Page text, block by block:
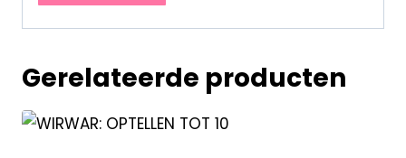
Gerelateerde producten